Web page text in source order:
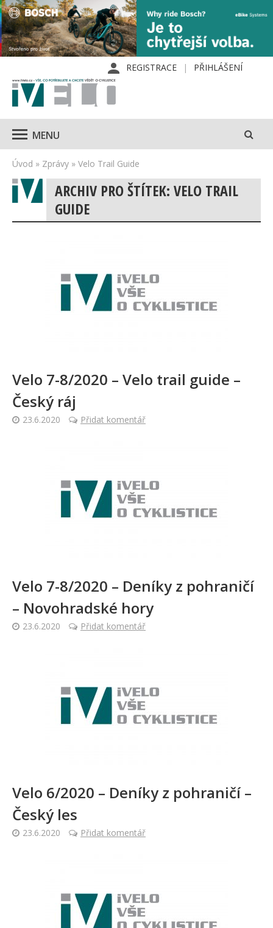
REGISTRACE PŘIHLÁŠENÍ
MENU
Úvod » Zprávy » Velo Trail Guide
ARCHIV PRO ŠTÍTEK: VELO TRAIL
GUIDE
Velo 7-8/2020 – Velo trail guide –
Český ráj
23.6.2020 Přidat komentář
Velo 7-8/2020 – Deníky z pohraničí
– Novohradské hory
23.6.2020 Přidat komentář
Velo 6/2020 – Deníky z pohraničí –
Český les
23.6.2020 Přidat komentář